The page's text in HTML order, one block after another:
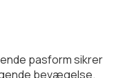
pasform sikrer
bevægelse.